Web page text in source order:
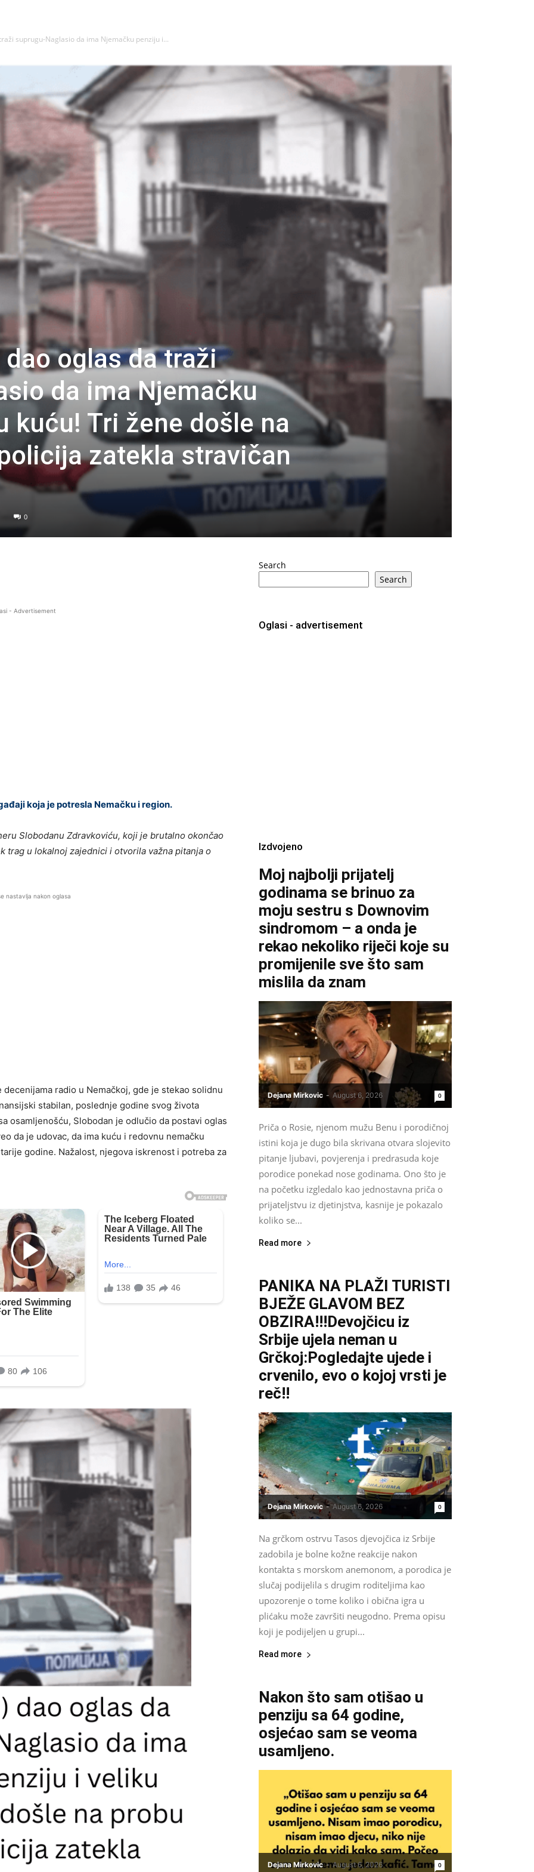
suprugu-Naglasio da ima Njemačku penziju i...
oglas da traži
da ima Njemačku
kuću! Tri žene došle na
zatekla stravičan
0
- Advertisement
koja je potresla Nemačku i region.
Slobodanu Zdravkoviću, koji je brutalno okončao
trag u lokalnoj zajednici i otvorila važna pitanja o
nastavlja nakon oglasa
radio u Nemačkoj, gde je stekao solidnu
stabilan, poslednje godine svog života
osamljenošću, Slobodan je odlučio da postavi oglas
da je udovac, da ima kuću i redovnu nemačku
godine. Nažalost, njegova iskrenost i potreba za
Search
Search
Oglasi - advertisement
Izdvojeno
Moj najbolji prijatelj
godinama se brinuo za
moju sestru s Downovim
sindromom – a onda je
rekao nekoliko riječi koje su
promijenile sve što sam
mislila da znam
Dejana Mirkovic - August 6, 2026 0
Priča o Rosie, njenom mužu Benu i porodičnoj
istini koja je dugo bila skrivana otvara slojevito
pitanje ljubavi, povjerenja i predrasuda koje
porodice ponekad nose godinama. Ono što je
na početku izgledalo kao jednostavna priča o
prijateljstvu iz djetinjstva, kasnije je pokazalo
koliko se...
Read more
PANIKA NA PLAŽI TURISTI
BJEŽE GLAVOM BEZ
OBZIRA!!!Devojčicu iz
Srbije ujela neman u
Grčkoj:Pogledajte ujede i
crvenilo, evo o kojoj vrsti je
reč!!
Dejana Mirkovic - August 6, 2026 0
Na grčkom ostrvu Tasos djevojčica iz Srbije
zadobila je bolne kožne reakcije nakon
kontakta s morskom anemonom, a porodica je
slučaj podijelila s drugim roditeljima kao
upozorenje o tome koliko i obična igra u
plićaku može završiti neugodno. Prema opisu
koji je podijeljen u grupi...
Read more
Nakon što sam otišao u
penziju sa 64 godine,
osjećao sam se veoma
usamljeno.
Dejana Mirkovic - August 6, 2026 0